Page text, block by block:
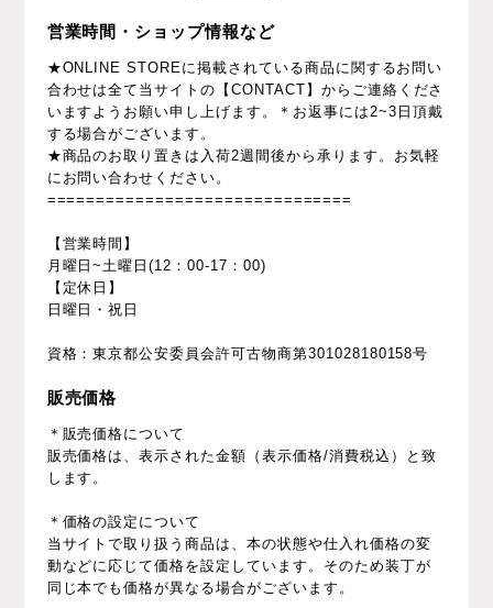
営業時間・ショップ情報など
★ONLINE STOREに掲載されている商品に関するお問い
合わせは全て当サイトの【CONTACT】からご連絡くださ
いますようお願い申し上げます。＊お返事には2~3日頂戴
する場合がございます。
★商品のお取り置きは入荷2週間後から承ります。お気軽
にお問い合わせください。
===============================
【営業時間】
月曜日~土曜日(12：00-17：00)
【定休日】
日曜日・祝日
資格：東京都公安委員会許可古物商第301028180158号
販売価格
＊販売価格について
販売価格は、表示された金額（表示価格/消費税込）と致
します。
＊価格の設定について
当サイトで取り扱う商品は、本の状態や仕入れ価格の変
動などに応じて価格を設定しています。そのため装丁が
同じ本でも価格が異なる場合がございます。